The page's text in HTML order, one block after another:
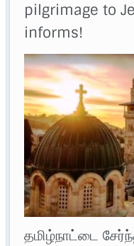
pilgrimage to
informs!
தமிழ்நாட்டை